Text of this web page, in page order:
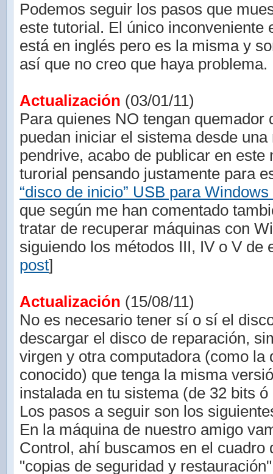
Podemos seguir los pasos que
este tutorial. El único inconveniente
está en inglés pero es la misma y
así que no creo que haya problema.
Actualización (03/01/11)
Para quienes NO tengan quemador
puedan iniciar el sistema desde
pendrive, acabo de publicar en este
turorial pensando justamente para
“disco de inicio” USB para
que según me han comentado
tratar de recuperar máquinas con
siguiendo los métodos III, IV o V de
post]
Actualización (15/08/11)
No es necesario tener sí o sí el
descargar el disco de reparación,
virgen y otra computadora (como la
conocido) que tenga la misma
instalada en tu sistema (de 32 bits ó
Los pasos a seguir son los
En la máquina de nuestro amigo
Control, ahí buscamos en el cuadro
"copias de seguridad y